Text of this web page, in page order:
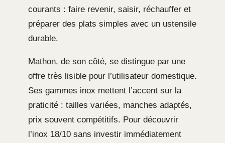
courants : faire revenir, saisir, réchauffer et
préparer des plats simples avec un ustensile
durable.
Mathon, de son côté, se distingue par une
offre très lisible pour l’utilisateur domestique.
Ses gammes inox mettent l’accent sur la
praticité : tailles variées, manches adaptés,
prix souvent compétitifs. Pour découvrir
l’inox 18/10 sans investir immédiatement